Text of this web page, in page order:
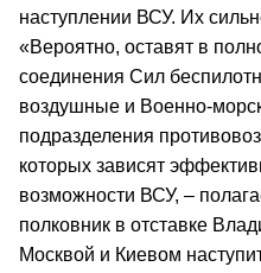
наступлении ВСУ. Их
«Вероятно, оставят в
соединения Сил
воздушные и Военно-
подразделения
которых зависят
возможности ВСУ, –
полковник в отставке
Москвой и Киевом